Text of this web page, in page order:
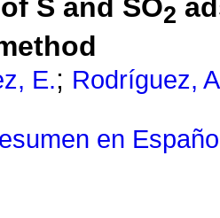
S and SO2
E.; Rodríguez,
en